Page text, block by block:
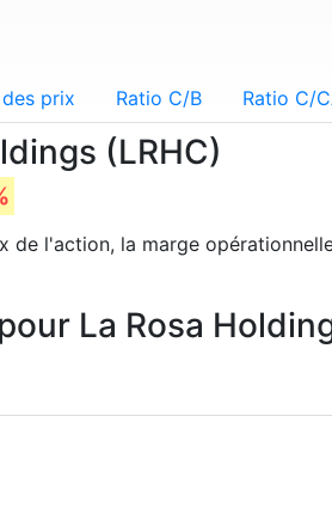
prix Ratio C/B Ratio C/
(LRHC)
de l'action, la marge
La Rosa